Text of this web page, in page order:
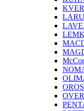
OROS